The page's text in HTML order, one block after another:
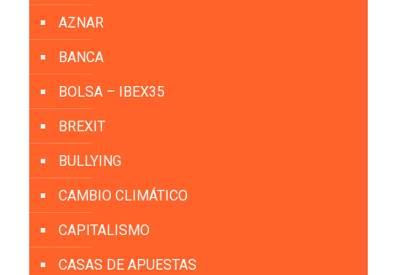
AZNAR
BANCA
BOLSA – IBEX35
BREXIT
BULLYING
CAMBIO CLIMÁTICO
CAPITALISMO
CASAS DE APUESTAS